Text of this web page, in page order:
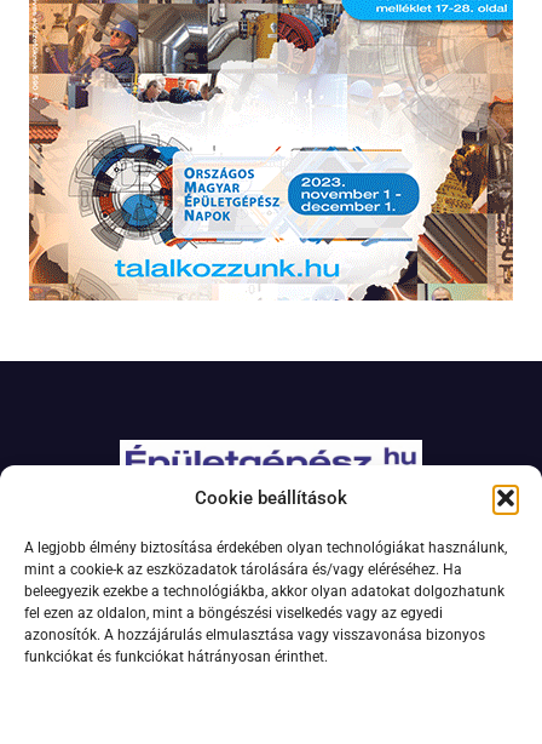
Cookie beállítások
A legjobb élmény biztosítása érdekében olyan technológiákat használunk,
mint a cookie-k az eszközadatok tárolására és/vagy eléréséhez. Ha
beleegyezik ezekbe a technológiákba, akkor olyan adatokat dolgozhatunk
fel ezen az oldalon, mint a böngészési viselkedés vagy az egyedi
azonosítók. A hozzájárulás elmulasztása vagy visszavonása bizonyos
funkciókat és funkciókat hátrányosan érinthet.
Adatkezelési szabályzat
Jogi nyilatkozat
Kapcsolat
Impresszum